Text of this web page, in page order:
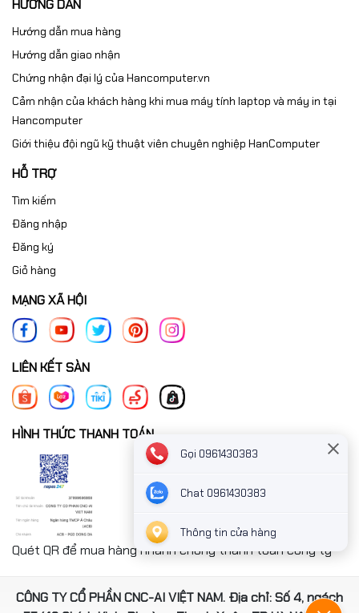
HƯỚNG DẪN
Hướng dẫn mua hàng
Hướng dẫn giao nhận
Chứng nhận đại lý của Hancomputer.vn
Cảm nhận của khách hàng khi mua máy tính laptop và máy in tại
Hancomputer
Giới thiệu đội ngũ kỹ thuật viên chuyên nghiệp HanComputer
HỖ TRỢ
Tìm kiếm
Đăng nhập
Đăng ký
Giỏ hàng
MẠNG XÃ HỘI
LIÊN KẾT SÀN
HÌNH THỨC THANH TOÁN
Quét QR để mua hàng nhanh chóng thanh toán công ty
CÔNG TY CỔ PHẦN CNC-AI VIỆT NAM. Địa chỉ: Số 4, ngách
Gọi 0961430383
Chat 0961430383
Thông tin cửa hàng